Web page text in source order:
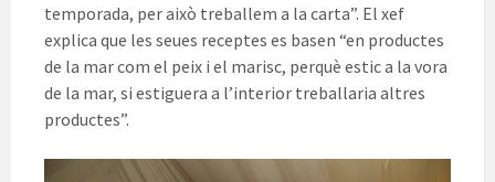
temporada, per això treballem a la carta”. El xef
explica que les seues receptes es basen “en productes
de la mar com el peix i el marisc, perquè estic a la vora
de la mar, si estiguera a l’interior treballaria altres
productes”.